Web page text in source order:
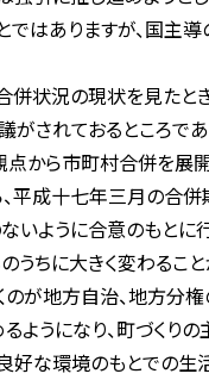
ではありますが、国
状況の現状を見たと
されておるところで
から市町村合併を展
平成十七年三月の合
いように合意のもとに
ちに大きく変わるこ
が地方自治、地方分
ようになり、町づくり
良好な環境のもとでの